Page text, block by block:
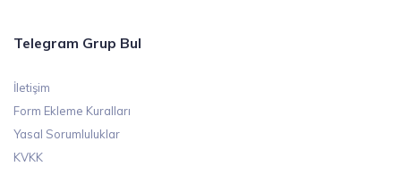
Telegram Grup Bul
İletişim
Form Ekleme Kuralları
Yasal Sorumluluklar
KVKK